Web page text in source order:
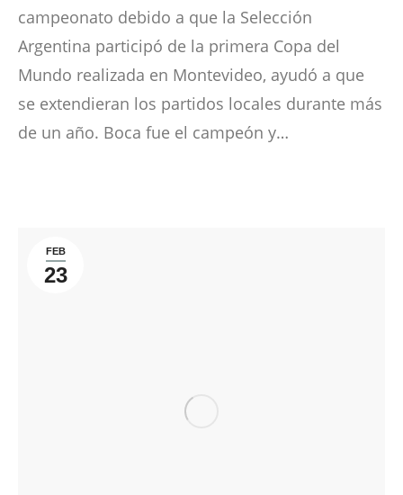
campeonato debido a que la Selección
Argentina participó de la primera Copa del
Mundo realizada en Montevideo, ayudó a que
se extendieran los partidos locales durante más
de un año. Boca fue el campeón y…
FEB
23